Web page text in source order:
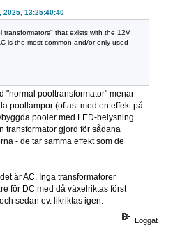
2025, 13:25:40:40
that exists with the 12V
is the most common and/or only used
"normal pooltransformator" menar
poollampor (oftast med en effekt på
pooler med LED-belysning.
transformator gjord för sådana
- de tar samma effekt som de
är AC. Inga transformatorer
för DC med då växelriktas först
sedan ev. likriktas igen.
Loggat